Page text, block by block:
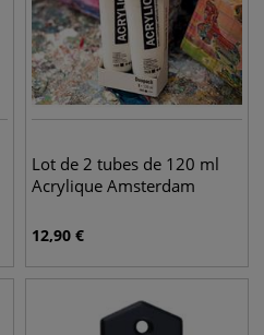
Lot de 2 tubes de 120 ml
Acrylique Amsterdam
12,90 €